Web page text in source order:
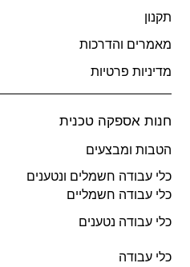
תקנון
מאמרים והדרכות
מדיניות פרטיות
חנות אספקה טכנית
הטבות ומבצעים
כלי עבודה חשמלים ונטענים
כלי עבודה חשמליים
כלי עבודה נטענים
כלי עבודה